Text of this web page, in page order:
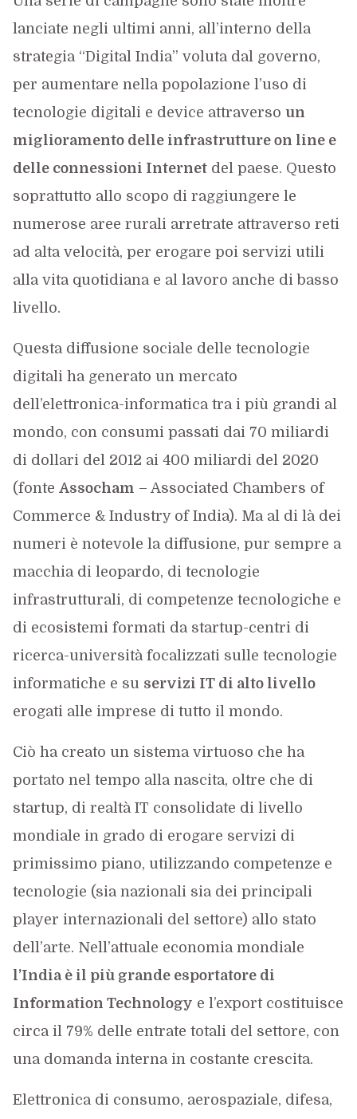
lanciate negli ultimi anni, all’interno della
strategia “Digital India” voluta dal governo,
per aumentare nella popolazione l’uso di
tecnologie digitali e device attraverso un
miglioramento delle infrastrutture on line e
delle connessioni Internetdel paese. Questo
soprattutto allo scopo di raggiungere le
numerose aree rurali arretrate attraverso reti
ad alta velocità, per erogare poi servizi utili
alla vita quotidiana e al lavoro anche di basso
livello.
Questa diffusione sociale delle tecnologie
digitali ha generato un mercato
dell’elettronica-informatica tra i più grandi al
mondo, con consumi passati dai 70 miliardi
di dollari del 2012 ai 400 miliardi del 2020
(fonte Assocham – Associated Chambers of
Commerce & Industry of India). Ma al di là dei
numeri è notevole la diffusione, pur sempre a
macchia di leopardo, di tecnologie
infrastrutturali, di competenze tecnologiche e
di ecosistemi formati da startup-centri di
ricerca-università focalizzati sulle tecnologie
informatiche e su servizi IT di alto livello
erogati alle imprese di tutto il mondo.
Ciò ha creato un sistema virtuoso che ha
portato nel tempo alla nascita, oltre che di
startup, di realtà IT consolidate di livello
mondiale in grado di erogare servizi di
primissimo piano, utilizzando competenze e
tecnologie (sia nazionali sia dei principali
player internazionali del settore) allo stato
dell’arte. Nell’attuale economia mondiale
l’India è il più grande esportatore di
Information Technology e l’export costituisce
circa il 79% delle entrate totali del settore, con
una domanda interna in costante crescita.
Elettronica di consumo, aerospaziale, difesa,